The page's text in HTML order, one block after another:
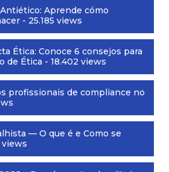
Aprende cómo
- 25.185 views
Ética: Conoce 6 consejos para
de Ética - 18.402 views
profissionais de compliance no
— O que é e Como se
views